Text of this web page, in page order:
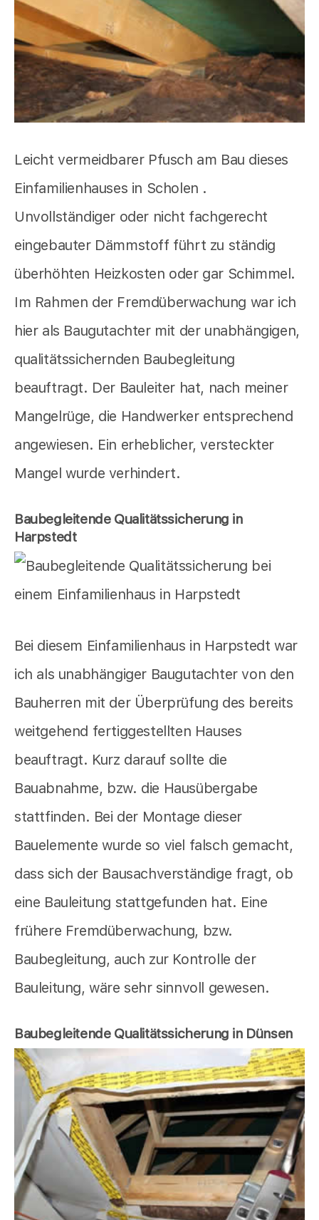
Leicht vermeidbarer Pfusch am Bau dieses
Einfamilienhauses in Scholen .
Unvollständiger oder nicht fachgerecht
eingebauter Dämmstoff führt zu ständig
überhöhten Heizkosten oder gar Schimmel.
Im Rahmen der Fremdüberwachung war ich
hier als Baugutachter mit der unabhängigen,
qualitätssichernden Baubegleitung
beauftragt. Der Bauleiter hat, nach meiner
Mangelrüge, die Handwerker entsprechend
angewiesen. Ein erheblicher, versteckter
Mangel wurde verhindert.
Baubegleitende Qualitätssicherung in
Harpstedt
Bei diesem Einfamilienhaus in Harpstedt war
ich als unabhängiger Baugutachter von den
Bauherren mit der Überprüfung des bereits
weitgehend fertiggestellten Hauses
beauftragt. Kurz darauf sollte die
Bauabnahme, bzw. die Hausübergabe
stattfinden. Bei der Montage dieser
Bauelemente wurde so viel falsch gemacht,
dass sich der Bausachverständige fragt, ob
eine Bauleitung stattgefunden hat. Eine
frühere Fremdüberwachung, bzw.
Baubegleitung, auch zur Kontrolle der
Bauleitung, wäre sehr sinnvoll gewesen.
Baubegleitende Qualitätssicherung in Dünsen